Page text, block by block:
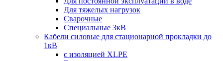
Для тяжелых нагрузок
Сварочные
Специальные 3кВ
Кабели силовые для стационарной прокладки до
1кВ
c изоляцией XLPE